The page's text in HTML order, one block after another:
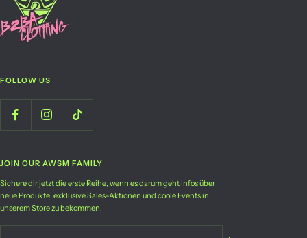
FOLLOW US
JOIN OUR AWSM FAMILY
Sichere dir jetzt die erste Reihe, wenn es darum geht Infos über
neue Produkte, exklusive Sales-Aktionen und coole Events in
unserem Store zu bekommen.